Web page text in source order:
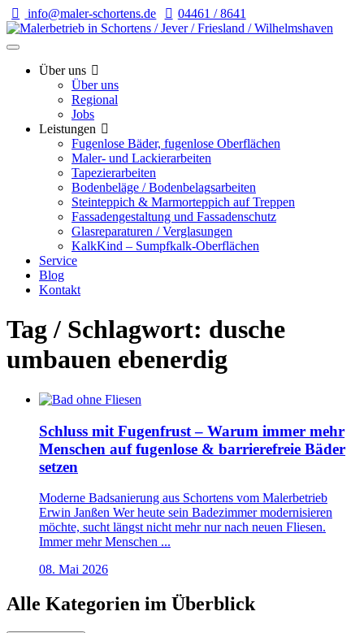
info@maler-schortens.de 04461 / 8641
Über uns
Über uns
Regional
Jobs
Leistungen
Fugenlose Bäder, fugenlose Oberflächen
Maler- und Lackierarbeiten
Tapezierarbeiten
Bodenbeläge / Bodenbelagsarbeiten
Steinteppich & Marmorteppich auf Treppen
Fassadengestaltung und Fassadenschutz
Glasreparaturen / Verglasungen
KalkKind – Sumpfkalk-Oberflächen
Service
Blog
Kontakt
Tag / Schlagwort: dusche
umbauen ebenerdig
Schluss mit Fugenfrust – Warum immer mehr
Menschen auf fugenlose & barrierefreie Bäder
setzen
Moderne Badsanierung aus Schortens vom Malerbetrieb
Erwin Janßen Wer heute sein Badezimmer modernisieren
möchte, sucht längst nicht mehr nur nach neuen Fliesen.
Immer mehr Menschen ...
08. Mai 2026
Alle Kategorien im Überblick